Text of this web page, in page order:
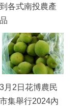
到各式南投農產
品
3月2日花博農民
市集舉行2024內